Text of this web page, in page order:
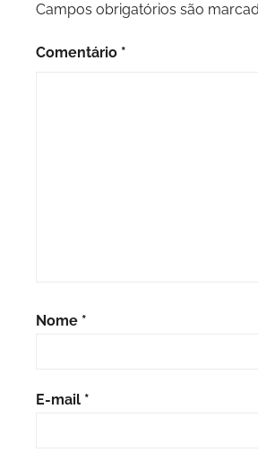
Campos obrigatórios são
Comentário *
Nome *
E-mail *